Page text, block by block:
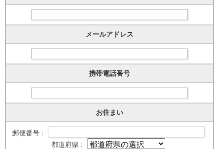
メールアドレス
携帯電話番号
お住まい
郵便番号 :
都道府県 :